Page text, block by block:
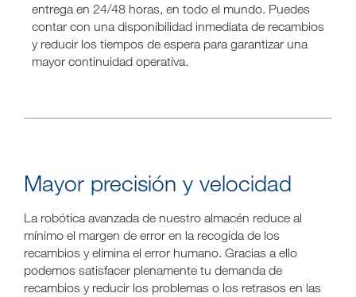
entrega en 24/48 horas, en todo el mundo. Puedes
contar con una disponibilidad inmediata de recambios
y reducir los tiempos de espera para garantizar una
mayor continuidad operativa.
Mayor precisión y velocidad
La robótica avanzada de nuestro almacén reduce al
mínimo el margen de error en la recogida de los
recambios y elimina el error humano. Gracias a ello
podemos satisfacer plenamente tu demanda de
recambios y reducir los problemas o los retrasos en las